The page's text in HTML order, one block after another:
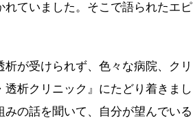
ていました。そこで語られたエピ
析が受けられず、色々な病院、クリ
析クリニック』にたどり着きまし
の話を聞いて、自分が望んでいる